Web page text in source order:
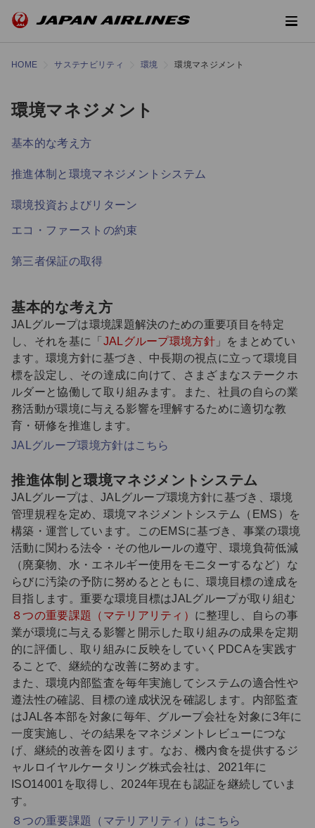
HOME サステナビリティ 環境 環境マネジメント
環境マネジメント
基本的な考え方
推進体制と環境マネジメントシステム
環境投資およびリターン
エコ・ファーストの約束
第三者保証の取得
基本的な考え方
JALグループは環境課題解決のための重要項目を特定
し、それを基に「 JALグループ環境方針 」をまとめてい
ます。環境方針に基づき、中長期の視点に立って環境目
標を設定し、その達成に向けて、さまざまなステークホ
ルダーと協働して取り組みます。また、社員の自らの業
務活動が環境に与える影響を理解するために適切な教
育・研修を推進します。
JALグループ環境方針はこちら
推進体制と環境マネジメントシステム
JALグループは、JALグループ環境方針に基づき、環境
管理規程を定め、環境マネジメントシステム（EMS）を
構築・運営しています。このEMSに基づき、事業の環境
活動に関わる法令・その他ルールの遵守、環境負荷低減
（廃棄物、水・エネルギー使用をモニターするなど）な
らびに汚染の予防に努めるとともに、環境目標の達成を
目指します。重要な環境目標はJALグループが取り組む
８つの重要課題（マテリアリティ） に整理し、自らの事
業が環境に与える影響と開示した取り組みの成果を定期
的に評価し、取り組みに反映をしていくPDCAを実践す
ることで、継続的な改善に努めます。
また、環境内部監査を毎年実施してシステムの適合性や
遵法性の確認、目標の達成状況を確認します。内部監査
はJAL各本部を対象に毎年、グループ会社を対象に3年に
一度実施し、その結果をマネジメントレビューにつな
げ、継続的改善を図ります。なお、機内食を提供するジ
ャルロイヤルケータリング株式会社は、2021年に
ISO14001を取得し、2024年現在も認証を継続していま
す。
８つの重要課題（マテリアリティ）はこちら